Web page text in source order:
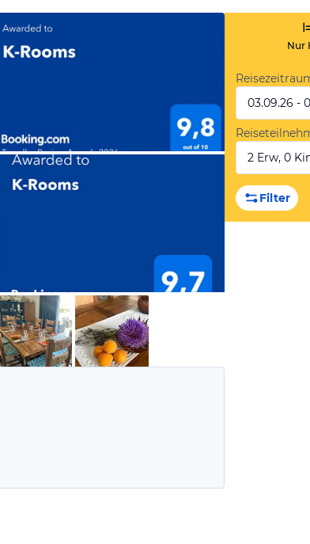
von Booking.com
von Booking.com
Nur
03.09.26 -
2 Erw, 0
Filter